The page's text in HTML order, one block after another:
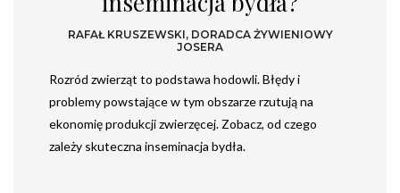
RAFAŁ KRUSZEWSKI, DORADCA ŻYWIENIOWY
JOSERA
Rozród zwierząt to podstawa hodowli. Błędy i
problemy powstające w tym obszarze rzutują na
ekonomię produkcji zwierzęcej. Zobacz, od czego
zależy skuteczna inseminacja bydła.